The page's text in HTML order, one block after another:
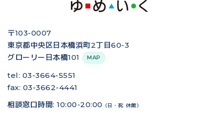
〒103-0007
東京都中央区日本橋浜町2丁目60-3
グローリー日本橋101
MAP
tel: 03-3664-5551
fax: 03-3662-4441
相談窓口時間: 10:00-20:00
（日・祝: 休館）